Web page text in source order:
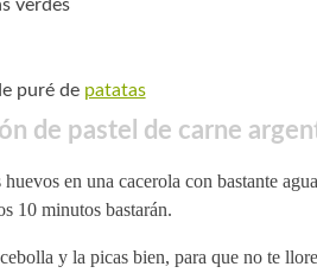
verdes
puré de patatas
de pastel de carne
huevos en una cacerola con bastante
10 minutos bastarán.
y la picas bien, para que no te